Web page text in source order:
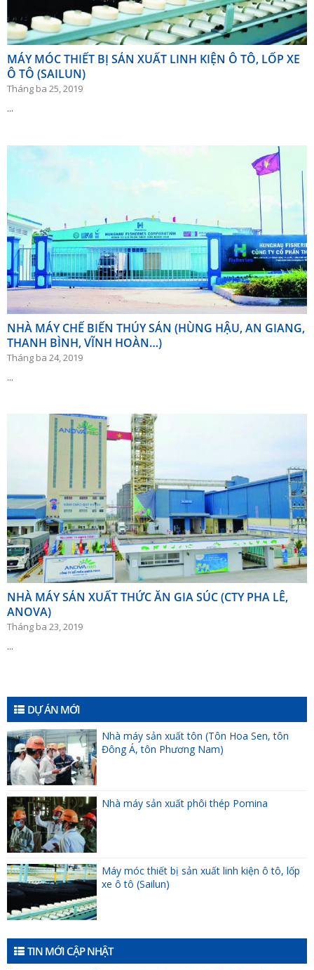
MÁY MÓC THIẾT BỊ SẢN XUẤT LINH KIỆN Ô TÔ, LỐP XE
Ô TÔ (SAILUN)
Tháng ba 25, 2019
...
NHÀ MÁY CHẾ BIẾN THỦY SẢN (HÙNG HẬU, AN GIANG,
THANH BÌNH, VĨNH HOÀN…)
Tháng ba 24, 2019
...
NHÀ MÁY SẢN XUẤT THỨC ĂN GIA SÚC (CTY PHA LÊ,
ANOVA)
Tháng ba 23, 2019
...
DỰ ÁN MỚI
Nhà máy sản xuất tôn (Tôn Hoa Sen, tôn
Đông Á, tôn Phương Nam)
Nhà máy sản xuất phôi thép Pomina
Máy móc thiết bị sản xuất linh kiện ô tô, lốp
xe ô tô (Sailun)
TIN MỚI CẬP NHẬT